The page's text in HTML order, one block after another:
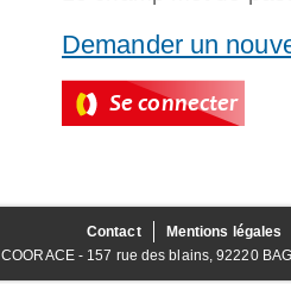
Demander un
Contact
Mentions légales
COORACE - 157 rue des blains, 92220